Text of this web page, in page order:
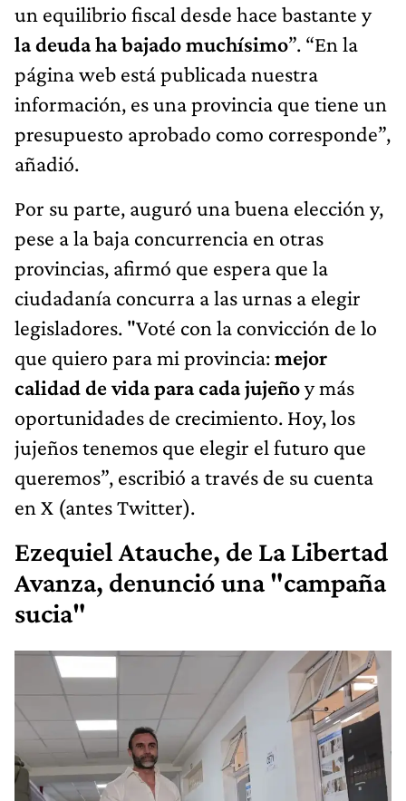
un equilibrio fiscal desde hace bastante y
la deuda ha bajado muchísimo”. “En la
página web está publicada nuestra
información, es una provincia que tiene un
presupuesto aprobado como corresponde”,
añadió.
Por su parte, auguró una buena elección y,
pese a la baja concurrencia en otras
provincias, afirmó que espera que la
ciudadanía concurra a las urnas a elegir
legisladores. "Voté con la convicción de lo
que quiero para mi provincia:mejor
calidad de vida para cada jujeñoy más
oportunidades de crecimiento. Hoy, los
jujeños tenemos que elegir el futuro que
queremos”, escribió a través de su cuenta
en X (antes Twitter).
Ezequiel Atauche, de La Libertad
Avanza, denunció una "campaña
sucia"